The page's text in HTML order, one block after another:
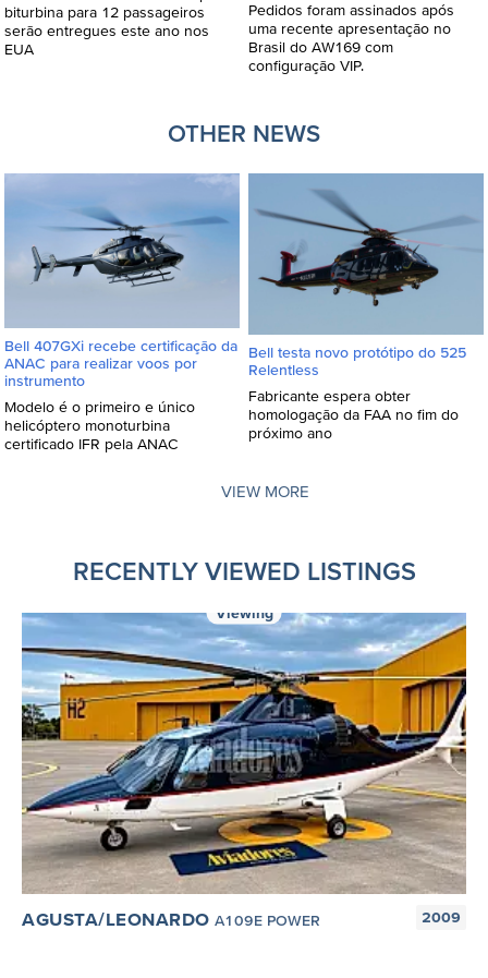
biturbina para 12 passageiros
serão entregues este ano nos
EUA
Pedidos foram assinados após
uma recente apresentação no
Brasil do AW169 com
configuração VIP.
OTHER NEWS
Bell 407GXi recebe certificação da
ANAC para realizar voos por
instrumento
Modelo é o primeiro e único
helicóptero monoturbina
certificado IFR pela ANAC
Bell testa novo protótipo do 525
Relentless
Fabricante espera obter
homologação da FAA no fim do
próximo ano
VIEW MORE
RECENTLY VIEWED LISTINGS
Viewing
AGUSTA/LEONARDO A109E POWER 2009